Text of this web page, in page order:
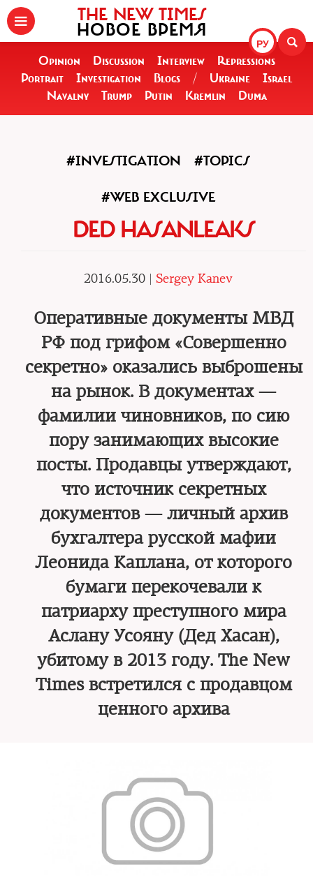
РУ
THE NEW TIMES
НОВОЕ ВРЕМЯ
Opinion Discussion Interview
Repressions
Portrait
Investigation Blogs / Ukraine
Israel
Navalny
Trump Putin Kremlin Duma
#INVESTIGATION #TOPICS
#WEB EXCLUSIVE
DED HASANLEAKS
2016.05.30 | Sergey Kanev
Оперативные документы МВД
РФ под грифом «Совершенно
секретно» оказались выброшены
на рынок. В документах —
фамилии чиновников, по сию
пору занимающих высокие
посты. Продавцы утверждают,
что источник секретных
документов — личный архив
бухгалтера русской мафии
Леонида Каплана, от которого
бумаги перекочевали к
патриарху преступного мира
Аслану Усояну (Дед Хасан),
убитому в 2013 году. The New
Times встретился с продавцом
ценного архива